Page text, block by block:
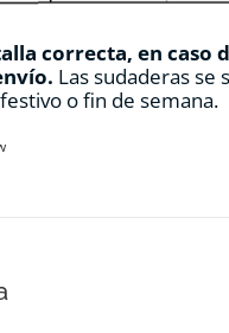
correcta, en
Las sudaderas se
o fin de semana.